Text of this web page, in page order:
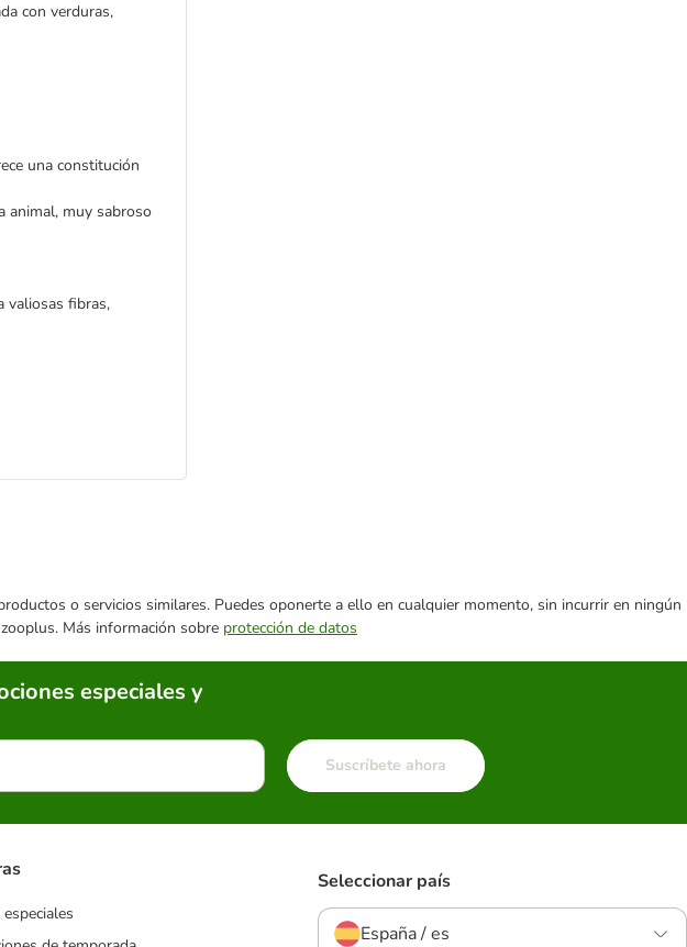
con verduras,
una constitución
animal, muy sabroso
valiosas fibras,
o servicios similares. Puedes oponerte a ello en cualquier momento, sin incurrir en ningún
Más información sobre protección de datos
especiales y
Suscríbete ahora
Seleccionar país
España / es